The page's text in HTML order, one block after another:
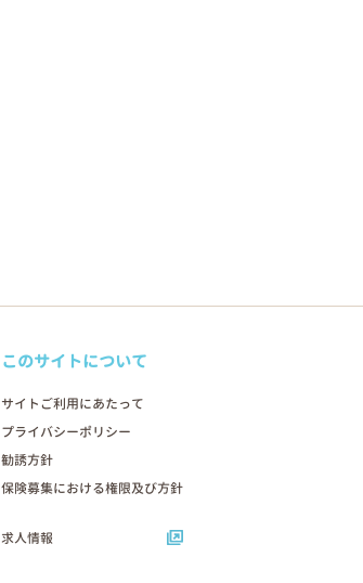
このサイトについて
サイトご利用にあたって
プライバシーポリシー
勧誘方針
保険募集における権限及び方針
求人情報